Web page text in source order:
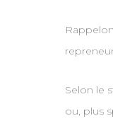
Selon le
ou, plus